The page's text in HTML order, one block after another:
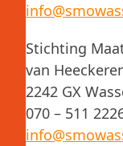
Stichting
van
2242 GX
070 – 511